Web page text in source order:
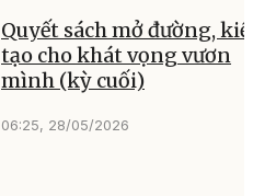
Quyết sách mở đường,
tạo cho khát vọng vươn
mình (kỳ cuối)
06:25, 28/05/2026